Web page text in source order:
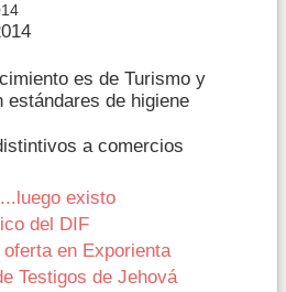
es de Turismo y
estándares de higiene
a comercios
existo
del DIF
en Exporienta
Testigos de Jehová